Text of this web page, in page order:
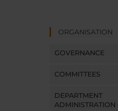
ORGANISATION
GOVERNANCE
COMMITTEES
DEPARTMENT
ADMINISTRATION